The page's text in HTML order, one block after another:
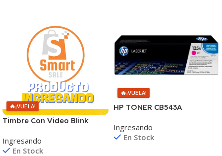
🔥¡VUELA!
Timbre Con Video Blink
Ingresando
En Stock
🔥¡VUELA!
HP TONER CB543A
COPIAS
1215/1515/1510/1312
Ingresando
En Stock